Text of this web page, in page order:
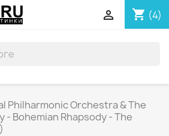
shopping_cart (4)

Philharmonic Orchestra & The
- Bohemian Rhapsody - The